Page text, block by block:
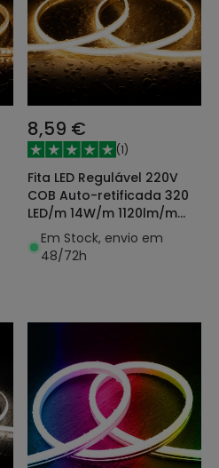
8,59 €
(1)
Fita LED Regulável 220V
COB Auto-retificada 320
LED/m 14W/m 1120lm/m
SILICONE FLEX Largura
10mm Corte 25cm IP65 à
Medida
Em Stock, envio em
48/72h